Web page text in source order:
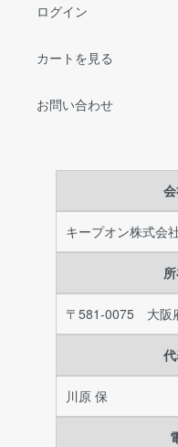
ログイン
カートを見る
お問い合わせ
キープオン株式会
〒581-0075 大阪
川原 保